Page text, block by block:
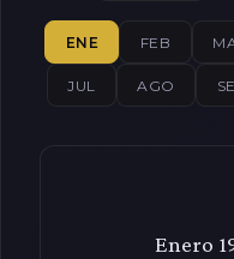
ENE FEB
JUL AGO
Enero